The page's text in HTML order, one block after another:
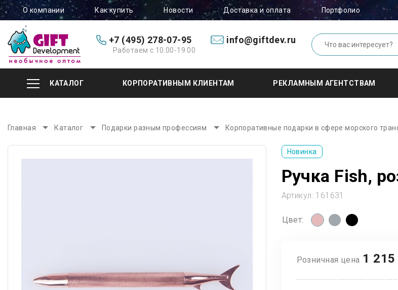
О компании Как купить Новости Доставка и оплата Портфолио
+7 (495) 278-07-95
Работаем с 10.00-19.00
info@giftdev.ru
КАТАЛОГ КОРПОРАТИВНЫМ КЛИЕНТАМ РЕКЛАМНЫМ АГЕНТСТВАМ
Главная Каталог Подарки разным профессиям Корпоративные подарки в сфере морского
Новинка
Ручка Fish,
Артикул: 161631
Цвет:
Розничная цена 1 215